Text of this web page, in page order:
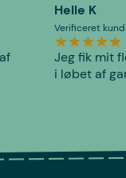
Helle K
Verificeret
Jeg fik mit
i løbet af